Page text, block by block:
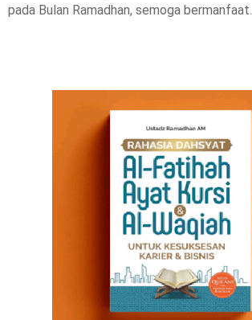
pada Bulan Ramadhan, semoga bermanfaat.